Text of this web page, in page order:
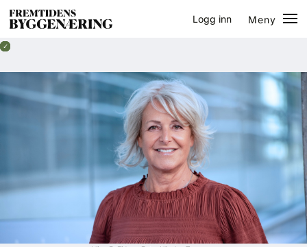
Logg inn
Meny
Eventer
Bygg-guiden